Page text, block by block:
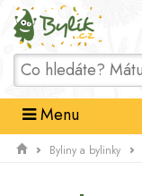
Domů
Menu
Byliny a bylinky